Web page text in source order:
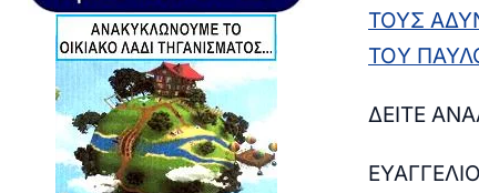
ΤΟΥΣ A
ΤΟY
ΔΕΙΤΕ
ΕΥΑΓΓΕΛΙΟ